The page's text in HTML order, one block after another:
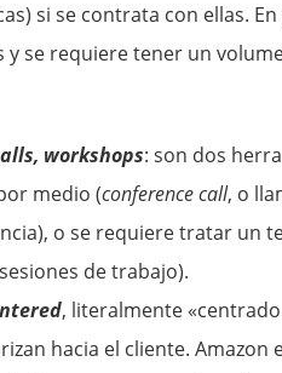
si se contrata con ellas.
y se requiere tener un
workshops: son dos
medio (conference call, o
o se requiere tratar un
de trabajo).
, literalmente
hacia el cliente.